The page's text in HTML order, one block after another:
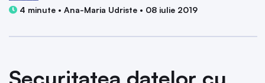
4 minute • Ana-Maria Udriste • 08 iulie 2019